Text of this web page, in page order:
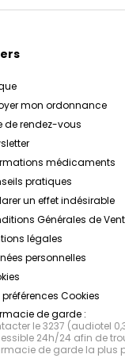
mon ordonnance
de rendez-vous
médicaments
pratiques
un effet indésirable
Générales de
légales
personnelles
préférences Cookies
de garde :
le 3237 (audiotel
24h/24 afin de
de garde la plus